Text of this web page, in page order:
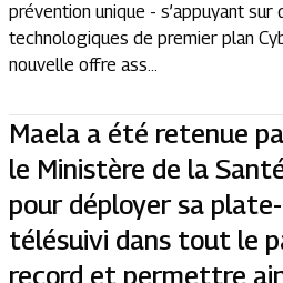
prévention unique - s’appuyant sur
technologiques de premier plan
nouvelle offre ass...
Maela a été retenue
le Ministère de la
pour déployer sa
télésuivi dans tout le
record et permettre